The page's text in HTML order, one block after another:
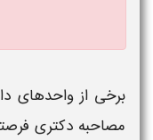
برخی از واحدهای
مصاحبه دکتری